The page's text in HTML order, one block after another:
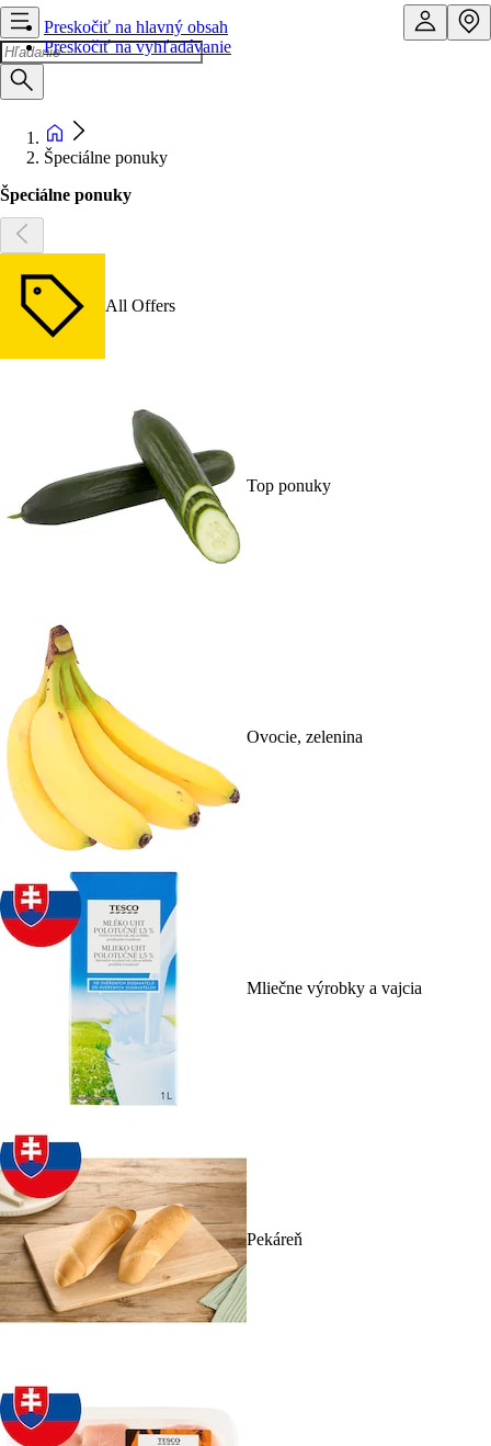
Preskočiť na hlavný obsah
Preskočiť na vyhľadávanie
Špeciálne ponuky
Špeciálne ponuky
All Offers
Top ponuky
Ovocie, zelenina
Mliečne výrobky a vajcia
Pekáreň